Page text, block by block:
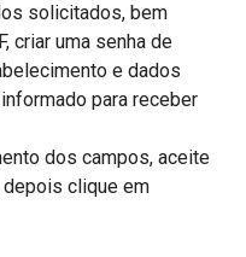
solicitados, bem
criar uma senha de
e dados
para receber
dos campos, aceite
clique em